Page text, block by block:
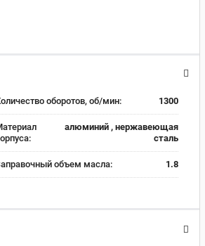
оборотов, об/мин: 1300
алюминий , нержавеющая
сталь
объем масла: 1.8